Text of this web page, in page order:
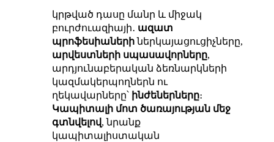
կրթված դասը մանր և միջակ
բուրժուազիայի․ ազատ
պրոֆեսիաներիներկայացուցիչները,
արվեստների սպասավորները,
արդյունաբերական ձեռնարկների
կազմակերպողներն ու
ղեկավարները՝ ինժեներները։
Կապիտալի մոտ ծառայության մեջ
գտնվելով, նրանք
կապիտալիստական